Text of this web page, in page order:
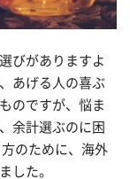
びがありますよ
あげる人の喜ぶ
のですが、悩ま
余計選ぶのに困
のために、海外
した。